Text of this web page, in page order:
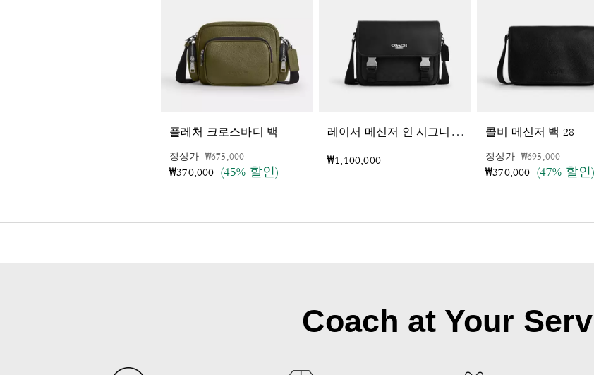
플레처 크로스바디 백
정상가 가격 인하 전
₩675,000인하됨
₩370,000 (45% 할인)
레
이서 메신저 인 시그니처 자카드
₩1,100,000
콜비 메신저 백 28
정상가 가격 인하 전
₩695,000인하됨
₩370,000 (47% 할인)
Coach at Your